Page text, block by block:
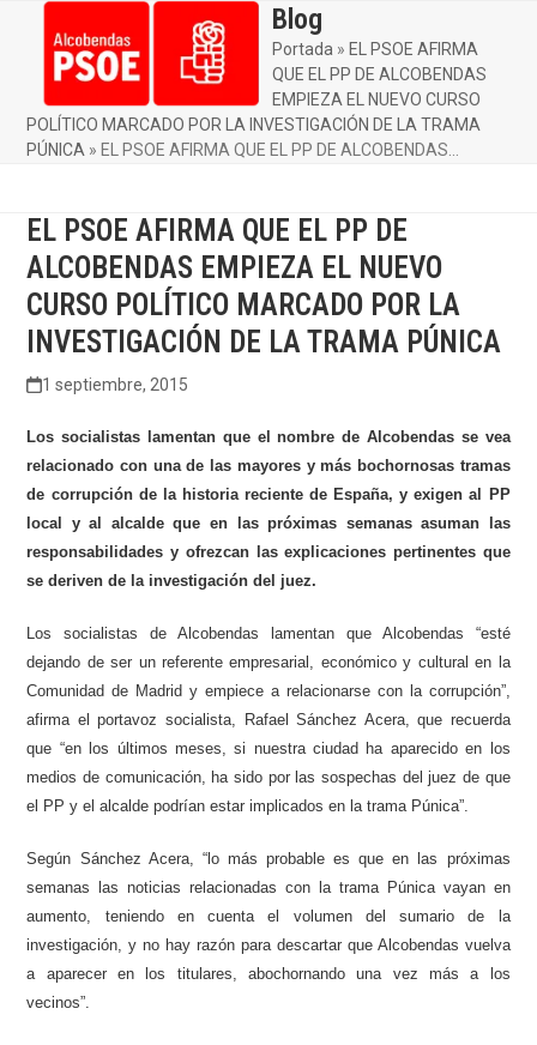
contentmobile
menu
mobile
menu
Blog
Portada » EL PSOE AFIRMA
QUE EL PP DE ALCOBENDAS
EMPIEZA EL NUEVO CURSO
POLÍTICO MARCADO POR LA INVESTIGACIÓN DE LA TRAMA
PÚNICA » EL PSOE AFIRMA QUE EL PP DE ALCOBENDAS…
EL PSOE AFIRMA QUE EL PP DE
ALCOBENDAS EMPIEZA EL NUEVO
CURSO POLÍTICO MARCADO POR LA
INVESTIGACIÓN DE LA TRAMA PÚNICA
1 septiembre, 2015
Los socialistas lamentan que el nombre de Alcobendas se vea
relacionado con una de las mayores y más bochornosas tramas
de corrupción de la historia reciente de España, y exigen al PP
local y al alcalde que en las próximas semanas asuman las
responsabilidades y ofrezcan las explicaciones pertinentes que
se deriven de la investigación del juez.
Los socialistas de Alcobendas lamentan que Alcobendas “esté
dejando de ser un referente empresarial, económico y cultural en la
Comunidad de Madrid y empiece a relacionarse con la corrupción”,
afirma el portavoz socialista, Rafael Sánchez Acera, que recuerda
que “en los últimos meses, si nuestra ciudad ha aparecido en los
medios de comunicación, ha sido por las sospechas del juez de que
el PP y el alcalde podrían estar implicados en la trama Púnica”.
Según Sánchez Acera, “lo más probable es que en las próximas
semanas las noticias relacionadas con la trama Púnica vayan en
aumento, teniendo en cuenta el volumen del sumario de la
investigación, y no hay razón para descartar que Alcobendas vuelva
a aparecer en los titulares, abochornando una vez más a los
vecinos”.